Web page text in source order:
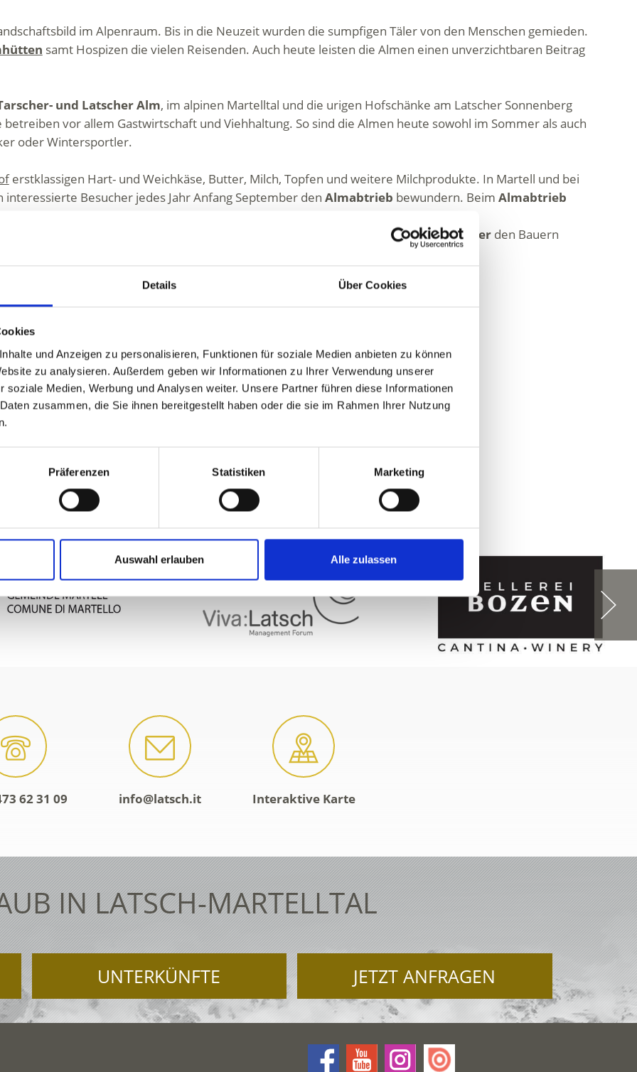
Details Über Cookies
und Anzeigen zu personalisieren, Funktionen für soziale Medien anbieten zu können
zu analysieren. Außerdem geben wir Informationen zu Ihrer Verwendung unserer
soziale Medien, Werbung und Analysen weiter. Unsere Partner führen diese Informationen
zusammen, die Sie ihnen bereitgestellt haben oder die sie im Rahmen Ihrer Nutzung
Präferenzen Statistiken Marketing
Auswahl erlauben Alle zulassen
im Alpenraum. Bis in die Neuzeit wurden die sumpfigen Täler von den Menschen gemieden.
samt Hospizen die vielen Reisenden. Auch heute leisten die Almen einen unverzichtbaren Beitrag
und Latscher Alm, im alpinen Martelltal und die urigen Hofschänke am Latscher Sonnenberg
vor allem Gastwirtschaft und Viehhaltung. So sind die Almen heute sowohl im Sommer als auch
oder Wintersportler.
erstklassigen Hart- und Weichkäse, Butter, Milch, Topfen und weitere Milchprodukte. In Martell und bei
Besucher jedes Jahr Anfang September den Almabtrieb bewundern. Beim Almabtrieb
Glocken werden die Tiere geschmückt und nach einem erfolgreichenAlmsommer den Bauern
MARTELL AUF KARTE ANZEIGEN
62 31 09 info@latsch.it Interaktive Karte
IN LATSCH-MARTELLTAL
UNTERKÜNFTE JETZT ANFRAGEN